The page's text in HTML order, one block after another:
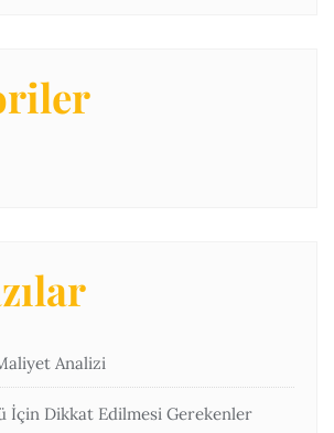
Analizi
İçin Dikkat Edilmesi Gerekenler